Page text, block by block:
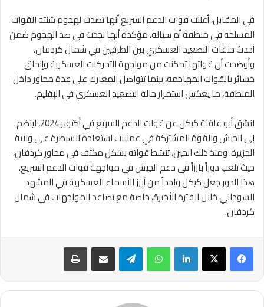
في المقابل، أعلنت قوات الدعم السريع أنها تصدت لهجوم شنته القوات
المسلحة في منطقة أم سيالة، مؤكدة أنها نجحت في صد الهجوم ضمن
أحدث حلقات التصعيد العسكري بين الطرفين في شمال كردفان.
وأوضحت أن قواتها تمكنت من مواجهة التحركات العسكرية وإلحاق
خسائر بالقوات المهاجمة، بينما تتواصل المعارك على عدة محاور داخل
المنطقة، ما يعكس استمرار حالة التصعيد العسكري في الإقليم.
انشق أبو عاقلة كيكل عن قوات الدعم السريع في أكتوبر 2024، لينضم
إلى الجيش والقوة المشتركة في عمليات استعادة السيطرة على ولاية
الجزيرة. ومنذ ذلك الحين، تنشط قواته بشكل مكثف في محاور كردفان،
حيث تلعب دوراً بارزاً في دعم الجيش في مواجهة قوات الدعم السريع.
هذا الدور جعل كيكل واحداً من أبرز الأسماء العسكرية في المشهد
السوداني خلال الفترة الأخيرة، خاصة مع تصاعد المواجهات في شمال
كردفان.
لينكدإن واتساب تيلقرام مشاركة عبر البريد طباعة